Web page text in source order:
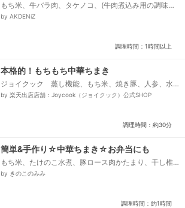
もち米、牛バラ肉、タケノコ、(牛肉煮込み用の調味
料)、三温糖、醤油、水、酒、ネギの青い部分、生姜、
by AKDENiZ
調理時間：1時間以上
本格的！もちもち中華ちまき
ジョイクック 蒸し機能、もち米、焼き豚、人参、水
煮たけのこ、干し椎茸、A、・干し椎茸の戻し汁、・鶏
by 楽天出店店舗：Joycook（ジョイクック）公式SHOP
調理時間：約30分
簡単&手作り☆中華ちまき☆お弁当にも
もち米、たけのこ水煮、豚ロース肉かたまり、干し椎
茸、干しえび、しょうゆ、＊しょうゆ、＊酒、＊塩
by きのこのみみ
調理時間：約1時間